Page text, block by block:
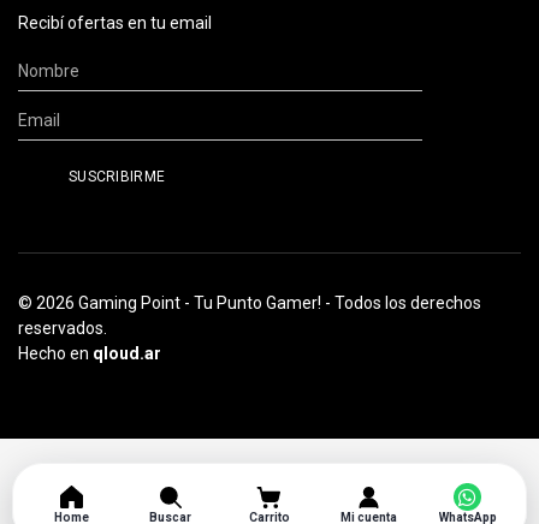
Recibí ofertas en tu email
© 2026 Gaming Point - Tu Punto Gamer! - Todos los derechos
reservados.
Hecho en qloud.ar
Home Buscar Carrito Mi cuenta